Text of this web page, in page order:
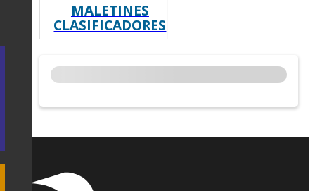
MALETINES
CLASIFICADORES